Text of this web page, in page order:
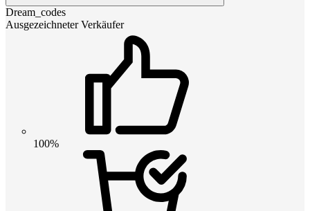
Dream_codes
Ausgezeichneter Verkäufer
100%